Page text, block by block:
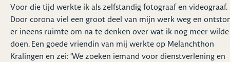
Voor die tijd werkte ik als zelfstandig fotograaf en videograaf.
Door corona viel een groot deel van mijn werk weg en
er ineens ruimte om na te denken over wat ik nog meer wilde
doen. Een goede vriendin van mij werkte op Melanchthon
Kralingen en zei: ‘We zoeken iemand voor dienstverlening en